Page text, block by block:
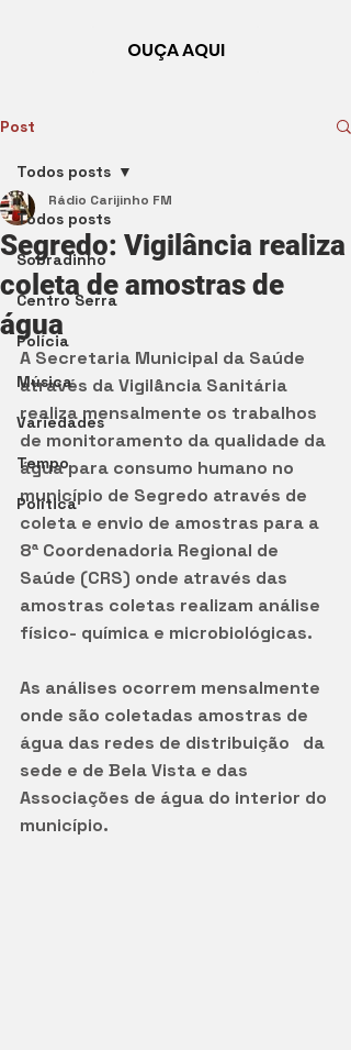
OUÇA AQUI
Post
Todos posts
Sobradinho
Centro Serra
Polícia
Música
Variedades
Tempo
Política
Todos posts
Segredo: Vigilância realiza
coleta de amostras de
água
Rádio Carijinho FM
A Secretaria Municipal da Saúde
através da Vigilância Sanitária
realiza mensalmente os trabalhos
de monitoramento da qualidade da
água para consumo humano no
município de Segredo através de
coleta e envio de amostras para a
8ª Coordenadoria Regional de
Saúde (CRS) onde através das
amostras coletas realizam análise
físico- química e microbiológicas.
As análises ocorrem mensalmente
onde são coletadas amostras de
água das redes de distribuição   da
sede e de Bela Vista e das
Associações de água do interior do
município.